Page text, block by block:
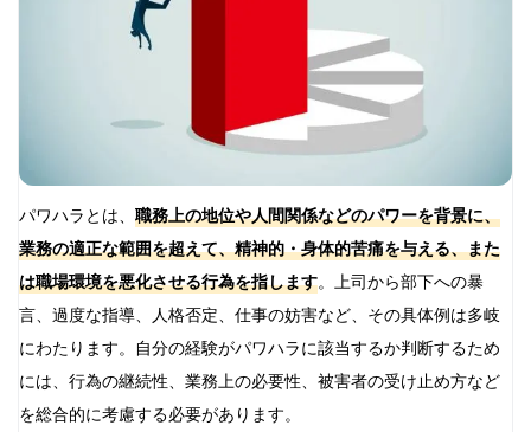
パワハラとは、 職務上の地位や人間関係などのパワーを背景に、
業務の適正な範囲を超えて、精神的・身体的苦痛を与える、また
は職場環境を悪化させる行為を指します。上司から部下への暴
言、過度な指導、人格否定、仕事の妨害など、その具体例は多岐
にわたります。自分の経験がパワハラに該当するか判断するため
には、行為の継続性、業務上の必要性、被害者の受け止め方など
を総合的に考慮する必要があります。